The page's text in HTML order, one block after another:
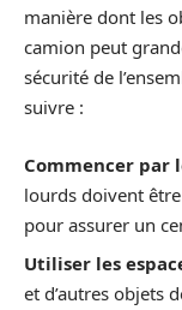
manière dont les
camion peut
sécurité de
suivre :
Commencer par
lourds doivent
pour assurer un
Utiliser les
et d’autres objets